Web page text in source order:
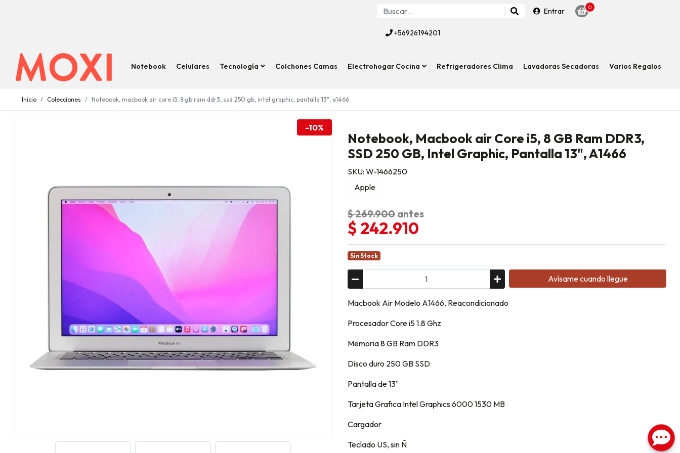
Entrar 0
+56926194201
Notebook Celulares Tecnología Colchones Camas Electrohogar Cocina Refrigeradores Clima Lavadoras Secadoras Varios Regalos
Inicio Colecciones Notebook, macbook air core i5, 8 gb ram ddr3, ssd 250 gb, intel graphic, pantalla 13", a1466
-10%
Notebook, Macbook air Core i5, 8 GB Ram DDR3,
SSD 250 GB, Intel Graphic, Pantalla 13", A1466
SKU: W-1466250
Apple
$ 269.900 antes
$ 242.910
Sin Stock
Avísame cuando llegue
Macbook Air Modelo A1466, Reacondicionado
Procesador Core i5 1.8 Ghz
Memoria 8 GB Ram DDR3
Disco duro 250 GB SSD
Pantalla de 13"
Tarjeta Grafica Intel Graphics 6000 1530 MB
Cargador
Teclado US, sin Ñ